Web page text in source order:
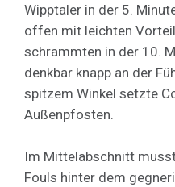
Wipptaler in der 5.
offen mit leichten
schrammten in der 10.
denkbar knapp an der
spitzem Winkel setzte
Außenpfosten.
Im Mittelabschnitt
Fouls hinter dem